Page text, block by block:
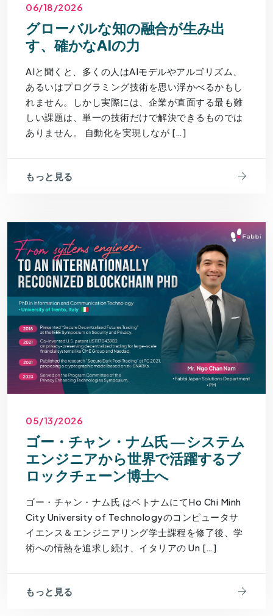
06/18/2026
グローバルな知の融合が生み出
す、確かなAIの力
AIと聞くと、多くの人はAIモデルやアルゴリズム、
あるいはプログラミング技術を思い浮かべるかもし
れません。しかし実際には、企業が直面する最も難
しい課題は、単一の技術だけで解決できるものでは
ありません。 自動化を実現しなが […]
もっと見る
05/13/2026
ゴー・チャン・ナム氏 ― システム
エンジニアから世界で活躍するブ
ロックチェーン博士へ
ゴー・チャン・ナム氏 はベトナムにてHo Chi Minh
City University of Technologyのコンピュータサ
イエンス＆エンジニアリング学士課程を修了後、学
術への情熱を追求し続け、イタリアの Un […]
もっと見る